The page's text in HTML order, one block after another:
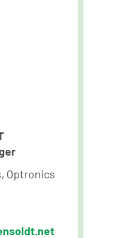
Optronics